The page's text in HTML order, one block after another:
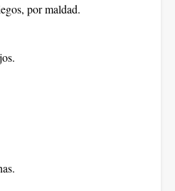
por maldad.